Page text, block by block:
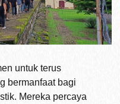
untuk terus
bermanfaat bagi
Mereka percaya